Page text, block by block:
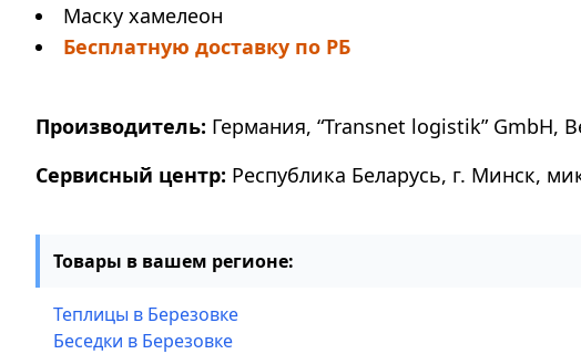
Маску хамелеон
Бесплатную доставку по РБ
Производитель: Германия, “Transnet logistik” GmbH,
Сервисный центр: Республика Беларусь, г. Минск,
Товары в вашем регионе:
Теплицы в Березовке
Беседки в Березовке